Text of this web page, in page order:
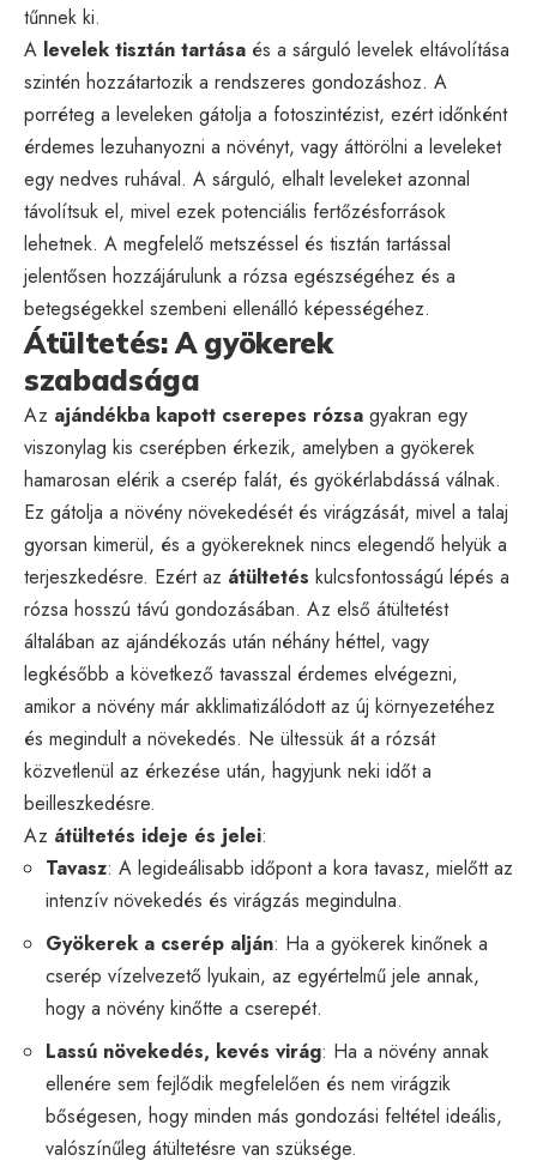
tűnnek ki.
A levelek tisztán tartása és a sárguló levelek eltávolítása
szintén hozzátartozik a rendszeres gondozáshoz. A
porréteg a leveleken gátolja a fotoszintézist, ezért időnként
érdemes lezuhanyozni a növényt, vagy áttörölni a leveleket
egy nedves ruhával. A sárguló, elhalt leveleket azonnal
távolítsuk el, mivel ezek potenciális fertőzésforrások
lehetnek. A megfelelő metszéssel és tisztán tartással
jelentősen hozzájárulunk a rózsa egészségéhez és a
betegségekkel szembeni ellenálló képességéhez.
Átültetés: A gyökerek
szabadsága
Az ajándékba kapott cserepes rózsa gyakran egy
viszonylag kis cserépben érkezik, amelyben a gyökerek
hamarosan elérik a cserép falát, és gyökérlabdássá válnak.
Ez gátolja a növény növekedését és virágzását, mivel a talaj
gyorsan kimerül, és a gyökereknek nincs elegendő helyük a
terjeszkedésre. Ezért az átültetés kulcsfontosságú lépés a
rózsa hosszú távú gondozásában. Az első átültetést
általában az ajándékozás után néhány héttel, vagy
legkésőbb a következő tavasszal érdemes elvégezni,
amikor a növény már akklimatizálódott az új környezetéhez
és megindult a növekedés. Ne ültessük át a rózsát
közvetlenül az érkezése után, hagyjunk neki időt a
beilleszkedésre.
Az átültetés ideje és jelei:
Tavasz: A legideálisabb időpont a kora tavasz, mielőtt az
intenzív növekedés és virágzás megindulna.
Gyökerek a cserép alján: Ha a gyökerek kinőnek a
cserép vízelvezető lyukain, az egyértelmű jele annak,
hogy a növény kinőtte a cserepét.
Lassú növekedés, kevés virág: Ha a növény annak
ellenére sem fejlődik megfelelően és nem virágzik
bőségesen, hogy minden más gondozási feltétel ideális,
valószínűleg átültetésre van szüksége.